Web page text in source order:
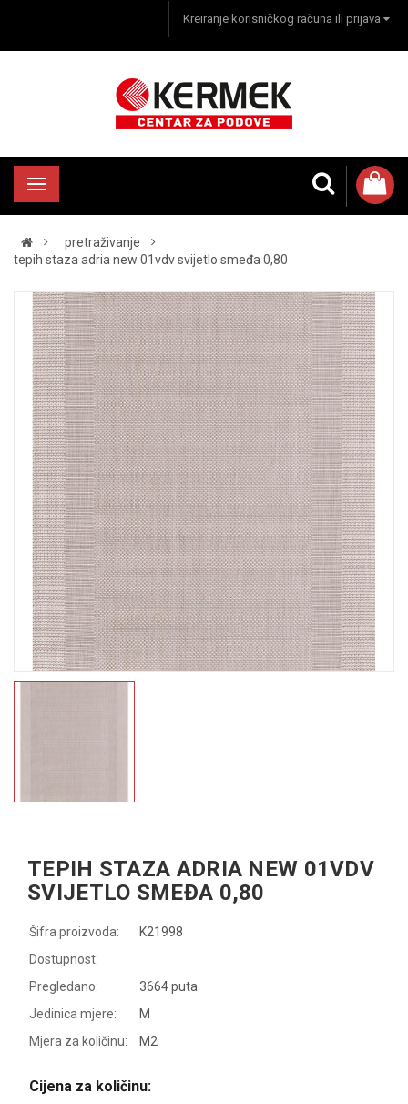
Kreiranje korisničkog računa ili prijava
pretraživanje
tepih staza adria new 01vdv svijetlo smeđa 0,80
TEPIH STAZA ADRIA NEW 01VDV
SVIJETLO SMEĐA 0,80
Šifra proizvoda:
K21998
Dostupnost:
Pregledano:
3664 puta
Jedinica mjere:
M
Mjera za količinu:
M2
Cijena za količinu: